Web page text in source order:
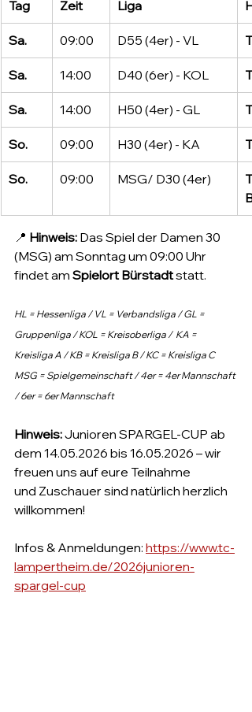
Tag Zeit Liga
Sa. 09:00 D55 (4er) - VL
Sa. 14:00 D40 (6er) - KOL
Sa. 14:00 H50 (4er) - GL
So. 09:00 H30 (4er) - KA
So. 09:00 MSG/ D30 (4er)
📍 Hinweis: Das Spiel der Damen 30
(MSG) am Sonntag um 09:00 Uhr
findet am Spielort Bürstadt statt.
HL = Hessenliga / VL = Verbandsliga / GL =
Gruppenliga / KOL = Kreisoberliga /  KA =
Kreisliga A / KB = Kreisliga B / KC = Kreisliga C
MSG = Spielgemeinschaft / 4er = 4er Mannschaft
/ 6er = 6er Mannschaft
Hinweis: Junioren SPARGEL-CUP ab
dem 14.05.2026 bis 16.05.2026 – wir
freuen uns auf eure Teilnahme
und Zuschauer sind natürlich herzlich
willkommen!
Infos & Anmeldungen: https://www.tc-
lampertheim.de/2026junioren-
spargel-cup